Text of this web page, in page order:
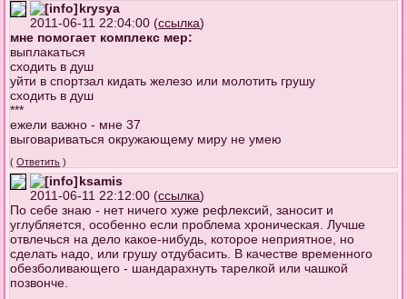
krysya
2011-06-11 22:04:00 (ссылка)
мне помогает комплекс мер:
выплакаться
сходить в душ
уйти в спортзал кидать железо или молотить грушу
сходить в душ
***
ежели важно - мне 37
выговариваться окружающему миру не умею
(Ответить )
ksamis
2011-06-11 22:12:00 (ссылка)
По себе знаю - нет ничего хуже рефлексий, заносит и
углубляется, особенно если проблема хроническая. Лучше
отвлечься на дело какое-нибудь, которое неприятное, но
сделать надо, или грушу отдубасить. В качестве временного
обезболивающего - шандарахнуть тарелкой или чашкой
позвонче.